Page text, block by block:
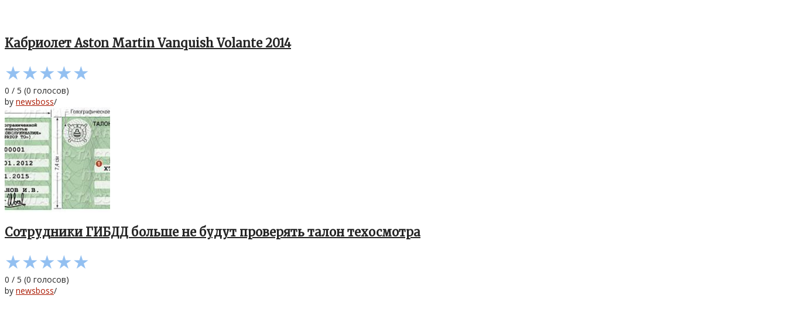
Кабриолет Aston Martin Vanquish Volante 2014
★★★★★
0 / 5 (0 голосов)
by newsboss/
Сотрудники ГИБДД больше не будут проверять талон техосмотра
★★★★★
0 / 5 (0 голосов)
by newsboss/